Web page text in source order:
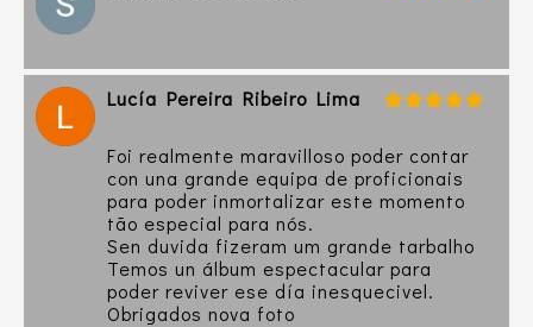
Lucía Pereira Ribeiro Lima
Foi realmente maravilloso poder contar
con una grande equipa de proficionais
para poder inmortalizar este momento
tão especial para nós.
Sen duvida fizeram um grande tarbalho
Temos un álbum espectacular para
poder reviver ese día inesquecivel.
Obrigados nova foto